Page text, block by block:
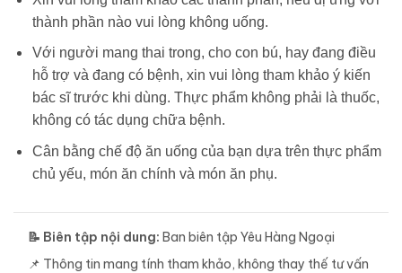
thành phần nào vui lòng không uống.
Với người mang thai trong, cho con bú, hay đang điều
hỗ trợ và đang có bệnh, xin vui lòng tham khảo ý kiến
bác sĩ trước khi dùng. Thực phẩm không phải là thuốc,
không có tác dụng chữa bệnh.
Cân bằng chế độ ăn uống của bạn dựa trên thực phẩm
chủ yếu, món ăn chính và món ăn phụ.
📝 Biên tập nội dung: Ban biên tập Yêu Hàng Ngoại
📌 Thông tin mang tính tham khảo, không thay thế tư vấn